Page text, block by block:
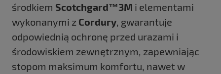
środkiem Scotchgard™3M i elementami
wykonanymi z Cordury, gwarantuje
odpowiednią ochronę przed urazami i
środowiskiem zewnętrznym, zapewniając
stopom maksimum komfortu, nawet w